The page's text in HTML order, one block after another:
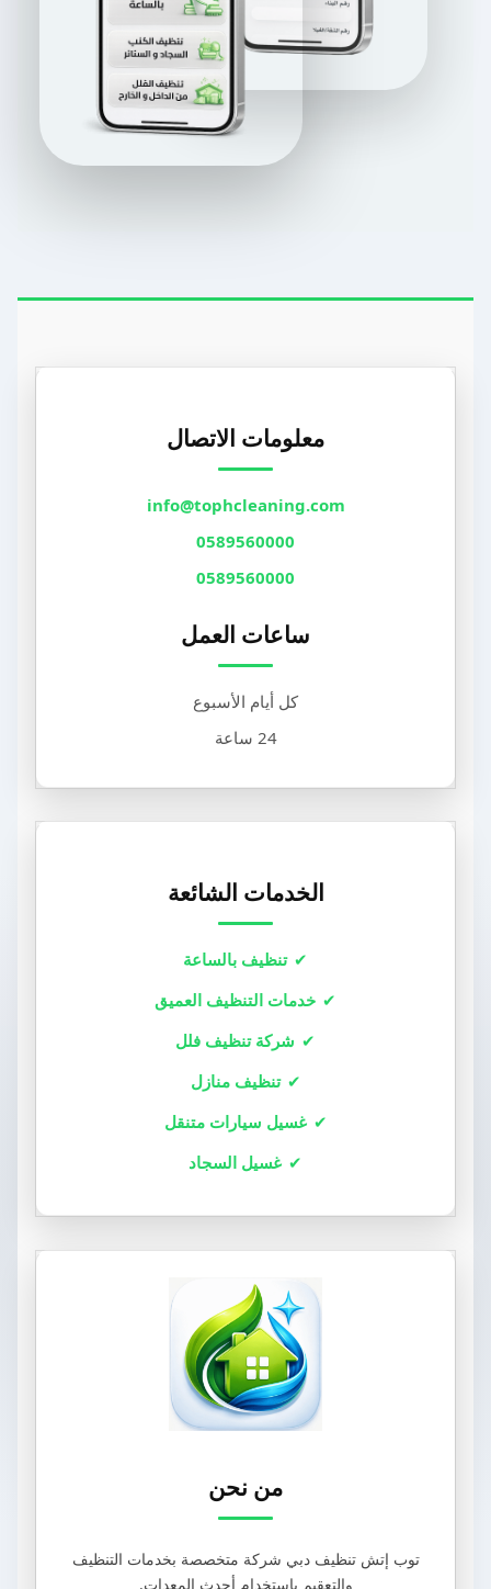
معلومات الاتصال
info@tophcleaning.com
0589560000
0589560000
ساعات العمل
كل أيام الأسبوع
24 ساعة
الخدمات الشائعة
تنظيف بالساعة
خدمات التنظيف العميق
شركة تنظيف فلل
تنظيف منازل
غسيل سيارات متنقل
غسيل السجاد
من نحن
توب إتش تنظيف دبي شركة متخصصة بخدمات التنظيف
والتعقيم باستخدام أحدث المعدات.